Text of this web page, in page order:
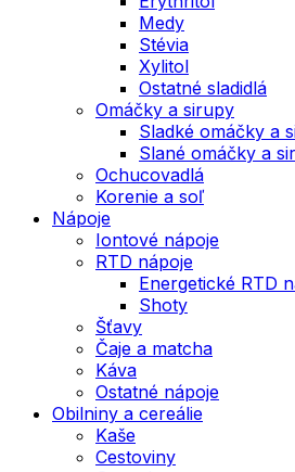
Medy
Stévia
Xylitol
Ostatné sladidlá
Omáčky a sirupy
Sladké omáčky a
Slané omáčky a
Ochucovadlá
Korenie a soľ
Nápoje
Iontové nápoje
RTD nápoje
Energetické RTD
Shoty
Šťavy
Čaje a matcha
Káva
Ostatné nápoje
Obilniny a cereálie
Kaše
Cestoviny